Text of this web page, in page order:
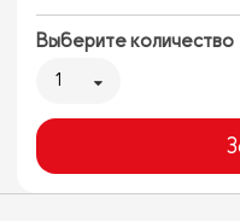
Выберите количество
1